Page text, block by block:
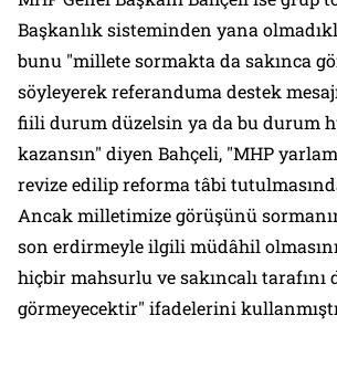
Başkanlık sisteminden yana
bunu "millete sormakta da sakınca
söyleyerek referanduma destek
fiili durum düzelsin ya da bu durum
kazansın" diyen Bahçeli, "MHP
revize edilip reforma tâbi
Ancak milletimize görüşünü
son erdirmeyle ilgili müdâhil
hiçbir mahsurlu ve sakıncalı tarafını
görmeyecektir" ifadelerini